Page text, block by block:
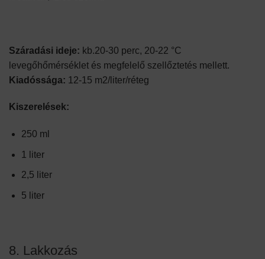
Száradási ideje: kb.20-30 perc, 20-22 °C
levegőhőmérséklet és megfelelő szellőztetés mellett.
Kiadóssága: 12-15 m2/liter/réteg
Kiszerelések:
250 ml
1 liter
2,5 liter
5 liter
8. Lakkozás